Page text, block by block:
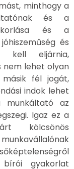
minthogy a
és a
és a
és
kell eljárnia,
nem lehet olyan
fél jogát,
indok lehet
az
Igaz ez a
kölcsönös
gyakorlat